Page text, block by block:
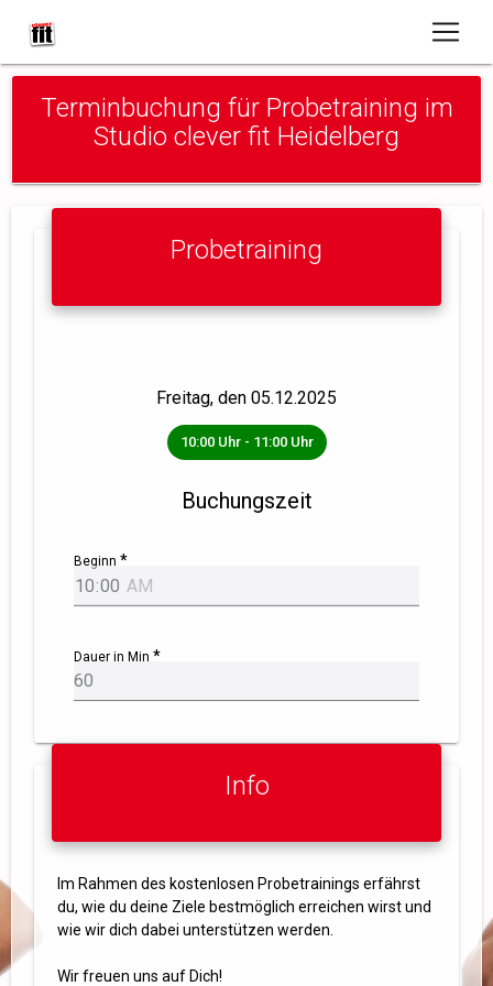
Terminbuchung für Probetraining im
Studio clever fit Heidelberg
Probetraining
Freitag, den 05.12.2025
10:00 Uhr - 11:00 Uhr
Buchungszeit
Beginn
Dauer in Min
Info
Im Rahmen des kostenlosen Probetrainings erfährst
du, wie du deine Ziele bestmöglich erreichen wirst und
wie wir dich dabei unterstützen werden.
Wir freuen uns auf Dich!